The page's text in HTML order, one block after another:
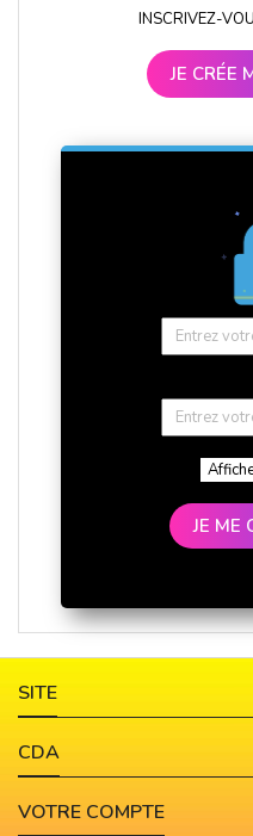
INSCRIVEZ-
JE CRÉE
JE ME
SITE
CDA
VOTRE COMPTE